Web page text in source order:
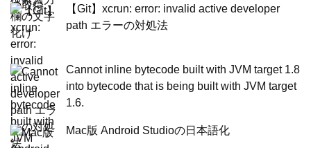
【Git】xcrun: error: invalid active developer
path エラーの対処法
Cannot inline bytecode built with JVM target 1.8
into bytecode that is being built with JVM target
1.6.
Mac版 Android Studioの日本語化